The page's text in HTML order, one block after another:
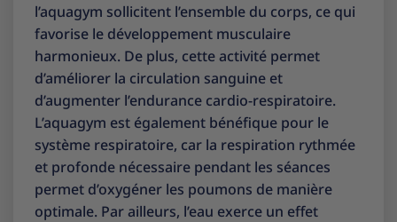
l’aquagym sollicitent l’ensemble du corps, ce qui
favorise le développement musculaire
harmonieux. De plus, cette activité permet
d’améliorer la circulation sanguine et
d’augmenter l’endurance cardio-respiratoire.
L’aquagym est également bénéfique pour le
système respiratoire, car la respiration rythmée
et profonde nécessaire pendant les séances
permet d’oxygéner les poumons de manière
optimale. Par ailleurs, l’eau exerce un effet